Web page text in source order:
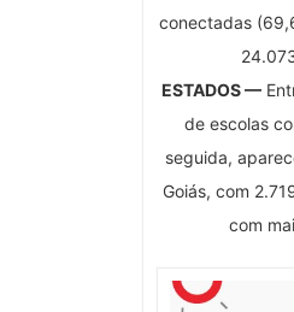
conectadas
ESTADOS —
de escolas
seguida,
Goiás, com
com